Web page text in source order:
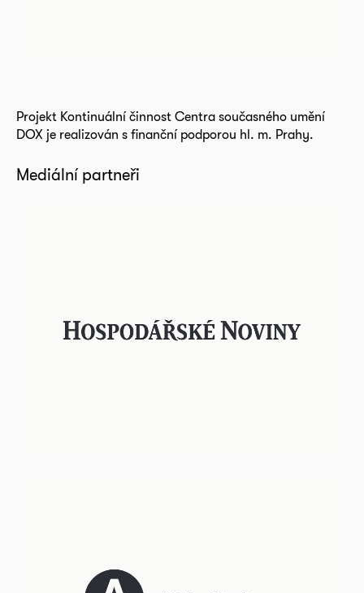
Projekt Kontinuální činnost Centra současného umění
DOX je realizován s finanční podporou hl. m. Prahy.
Mediální partneři